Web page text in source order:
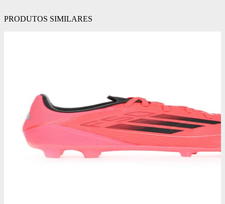
PRODUTOS SIMILARES